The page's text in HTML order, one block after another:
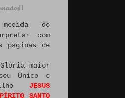
do
com
paginas de
maior
Único e
JESUS
SANTO